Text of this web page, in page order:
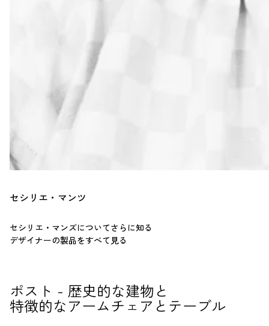
セシリエ・マンツ
セシリエ・マンズについてさらに知る
デザイナーの製品をすべて見る
ポスト - 歴史的な建物と
特徴的なアームチェアとテーブル